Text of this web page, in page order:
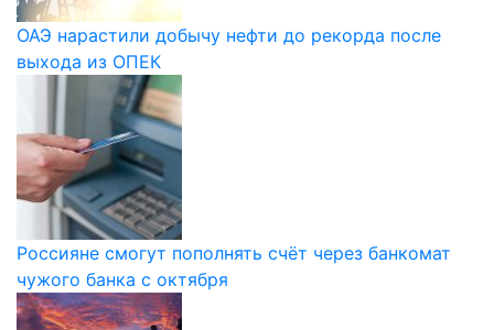
ОАЭ нарастили добычу нефти до рекорда после
выхода из ОПЕК
Россияне смогут пополнять счёт через банкомат
чужого банка с октября